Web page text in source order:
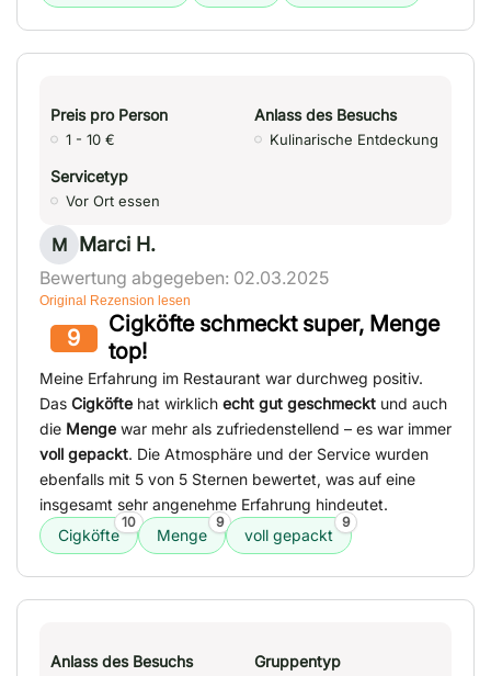
Preis pro Person
1 - 10 €
Anlass des Besuchs
Kulinarische Entdeckung
Servicetyp
Vor Ort essen
M Marci H.
Bewertung abgegeben: 02.03.2025
Original Rezension lesen
9
Cigköfte schmeckt super, Menge
top!
Meine Erfahrung im Restaurant war durchweg positiv.
Das Cigköfte hat wirklich echt gut geschmeckt und auch
die Menge war mehr als zufriedenstellend – es war immer
voll gepackt. Die Atmosphäre und der Service wurden
ebenfalls mit 5 von 5 Sternen bewertet, was auf eine
insgesamt sehr angenehme Erfahrung hindeutet.
Cigköfte
10
Menge
9
voll gepackt
9
Anlass des Besuchs Gruppentyp